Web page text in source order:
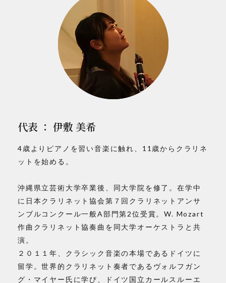
代表 ： 伊敷 美希
4歳よりピアノを習い音楽に触れ、 11歳からクラリネ
ットを始める。
沖縄県立芸術大学卒業後、同大学院を修了。在学中
に日本クラリネット協会第７回クラリネットアンサ
ンブルコンクール一般A部門第2位受賞。W. Mozart
作曲クラリネット協奏曲を同大学オーケストラと共
演。
２０１１年、クラシック音楽の本場であるドイツに
留学。世界的クラリネット奏者であるヴォルフガン
グ・マイヤー氏に学び、
ドイツ国立カールスルーエ